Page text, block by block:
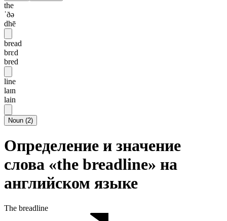
the
ˈðə
dhē
bread
brɛd
bred
line
laɪn
lain
Noun (2)
Определение и значение
слова «the breadline» на
английском языке
The breadline